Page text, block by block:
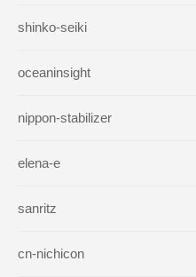
shinko-seiki
oceaninsight
nippon-stabilizer
elena-e
sanritz
cn-nichicon